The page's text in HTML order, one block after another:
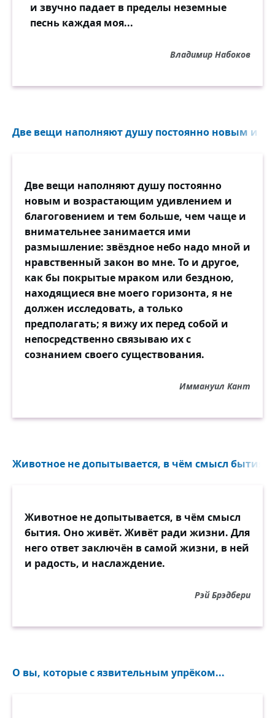
и звучно падает в пределы неземные
песнь каждая моя...
Владимир Набоков
Две вещи наполняют душу постоянно новым и
Две вещи наполняют душу постоянно
новым и возрастающим удивлением и
благоговением и тем больше, чем чаще и
внимательнее занимается ими
размышление: звёздное небо надо мной и
нравственный закон во мне. То и другое,
как бы покрытые мраком или бездною,
находящиеся вне моего горизонта, я не
должен исследовать, а только
предполагать; я вижу их перед собой и
непосредственно связываю их с
сознанием своего существования.
Иммануил Кант
Животное не допытывается, в чём смысл бытия.
Животное не допытывается, в чём смысл
бытия. Оно живёт. Живёт ради жизни. Для
него ответ заключён в самой жизни, в ней
и радость, и наслаждение.
Рэй Брэдбери
О вы, которые с язвительным упрёком...